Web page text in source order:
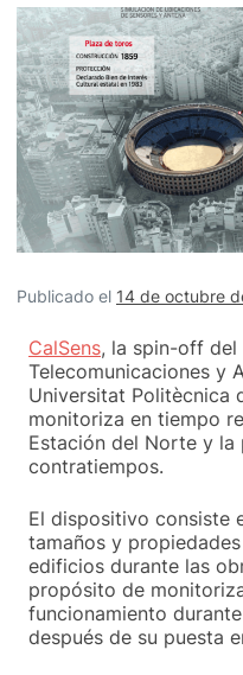
Publicado el 14 de octubre
CalSens, la spin-off
Telecomunicaciones y
Universitat Politècnica
monitoriza en tiempo
Estación del Norte y
contratiempos.
El dispositivo consiste
tamaños y
edificios durante las
propósito de
funcionamiento
después de su puesta